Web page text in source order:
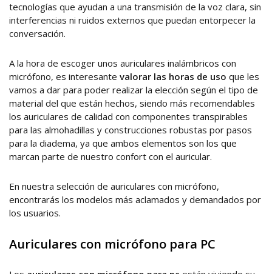
tecnologías que ayudan a una transmisión de la voz clara, sin
interferencias ni ruidos externos que puedan entorpecer la
conversación.
A la hora de escoger unos auriculares inalámbricos con
micrófono, es interesante valorar las horas de uso que les
vamos a dar para poder realizar la elección según el tipo de
material del que están hechos, siendo más recomendables
los auriculares de calidad con componentes transpirables
para las almohadillas y construcciones robustas por pasos
para la diadema, ya que ambos elementos son los que
marcan parte de nuestro confort con el auricular.
En nuestra selección de auriculares con micrófono,
encontrarás los modelos más aclamados y demandados por
los usuarios.
Auriculares con micrófono para PC